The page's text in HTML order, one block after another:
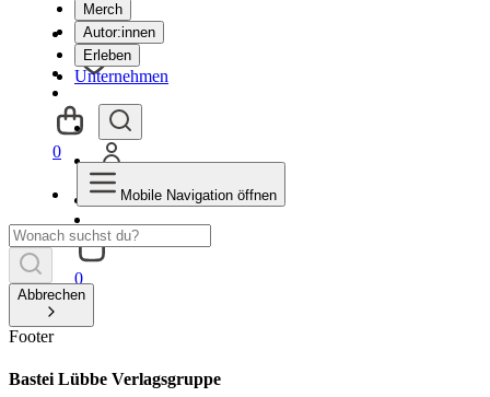
Merch
Autor:innen
Erleben
Unternehmen
0
0
Mobile Navigation öffnen
Abbrechen
Footer
Bastei Lübbe Verlagsgruppe